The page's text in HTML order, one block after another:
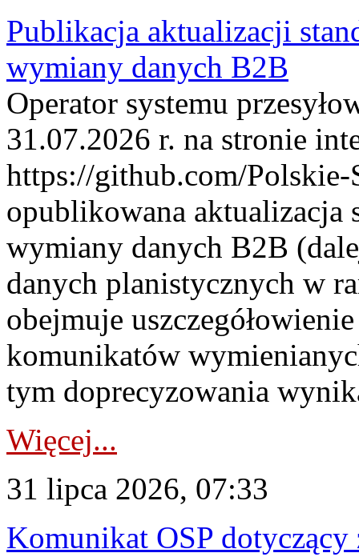
Publikacja aktualizacji
wymiany danych B2B
Operator systemu
31.07.2026 r. na stronie
https://github.com/Polskie-
opublikowana aktualizacja
wymiany danych B2B
danych planistycznych w
obejmuje
komunikatów
tym doprecyzowania
Więcej...
31 lipca 2026, 07:33
Komunikat OSP dotyczący